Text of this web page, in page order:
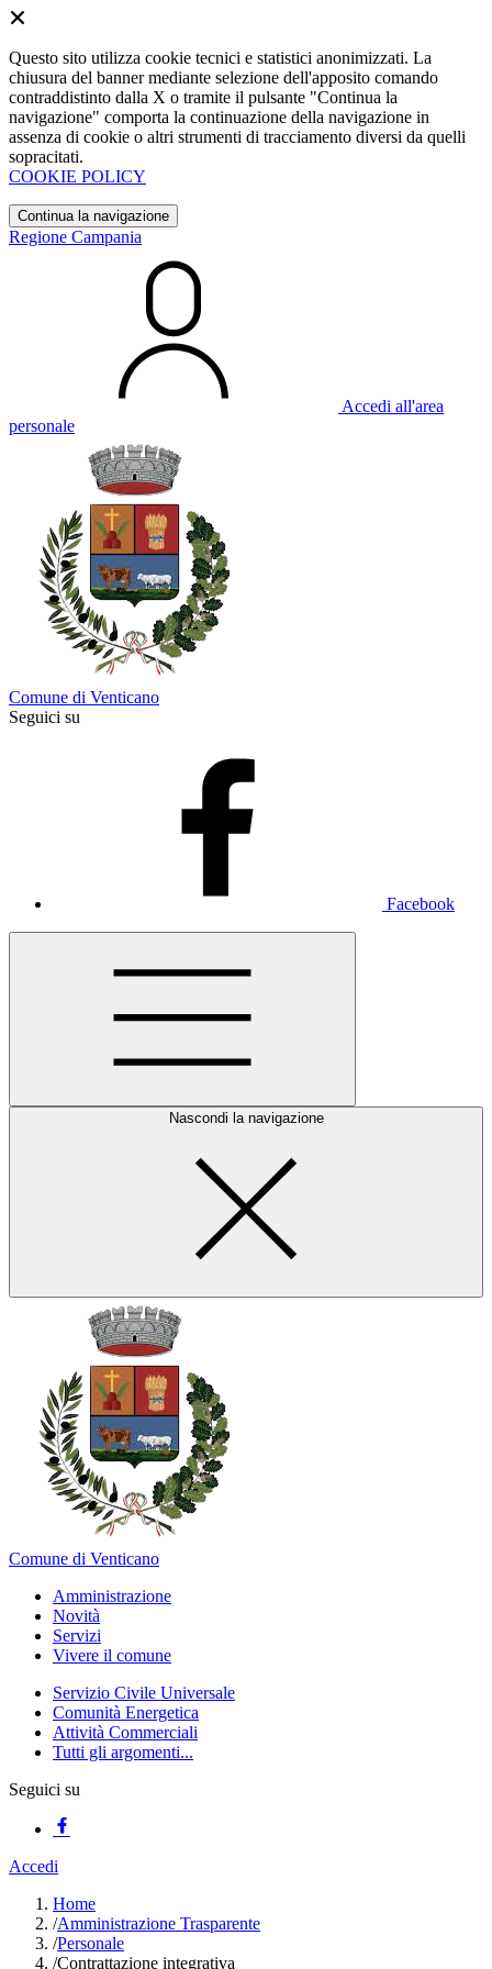
Questo sito utilizza cookie tecnici e statistici anonimizzati. La
chiusura del banner mediante selezione dell'apposito comando
contraddistinto dalla X o tramite il pulsante "Continua la
navigazione" comporta la continuazione della navigazione in
assenza di cookie o altri strumenti di tracciamento diversi da quelli
sopracitati.
COOKIE POLICY
Continua la navigazione
Regione Campania
Accedi all'area
personale
Comune di Venticano
Seguici su
Facebook
Nascondi la navigazione
Comune di Venticano
Amministrazione
Novità
Servizi
Vivere il comune
Servizio Civile Universale
Comunità Energetica
Attività Commerciali
Tutti gli argomenti...
Seguici su
Accedi
Home
/Amministrazione Trasparente
/Personale
/Contrattazione integrativa